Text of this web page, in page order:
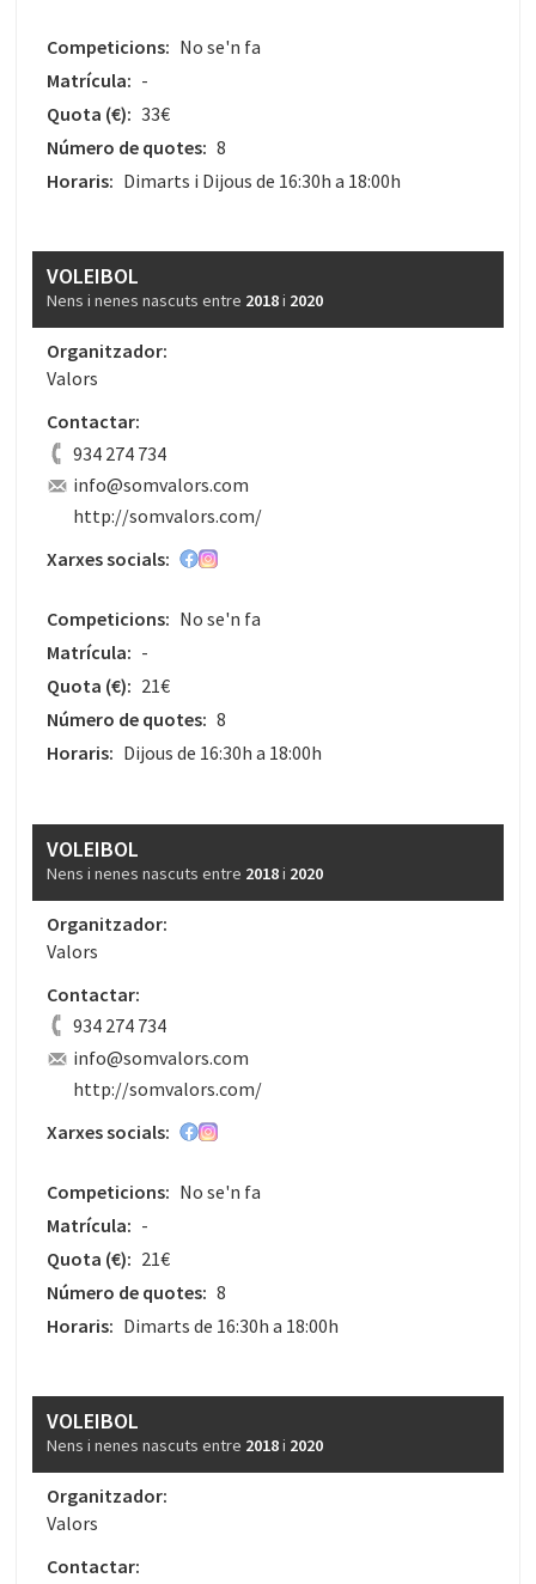
Competicions: No se'n fa
Matrícula: -
Quota (€): 33€
Número de quotes: 8
Horaris: Dimarts i Dijous de 16:30h a 18:00h
VOLEIBOL
Nens i nenes nascuts entre 2018i 2020
Organitzador:
Valors
Contactar:
934 274 734
info@somvalors.com
http://somvalors.com/
Xarxes socials:
Competicions: No se'n fa
Matrícula: -
Quota (€): 21€
Número de quotes: 8
Horaris: Dijous de 16:30h a 18:00h
VOLEIBOL
Nens i nenes nascuts entre 2018i 2020
Organitzador:
Valors
Contactar:
934 274 734
info@somvalors.com
http://somvalors.com/
Xarxes socials:
Competicions: No se'n fa
Matrícula: -
Quota (€): 21€
Número de quotes: 8
Horaris: Dimarts de 16:30h a 18:00h
VOLEIBOL
Nens i nenes nascuts entre 2018i 2020
Organitzador:
Valors
Contactar: